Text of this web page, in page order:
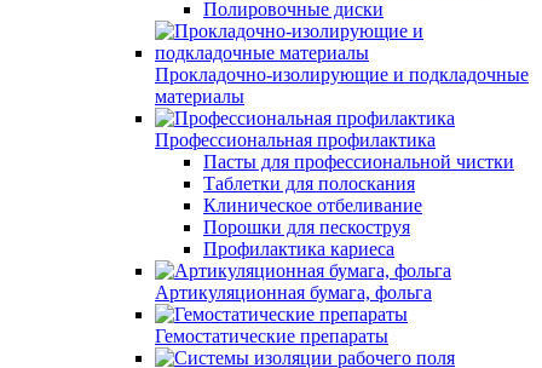
Полировочные диски
Прокладочно-изолирующие и подкладочные
материалы
Профессиональная профилактика
Пасты для профессиональной чистки
Таблетки для полоскания
Клиническое отбеливание
Порошки для пескоструя
Профилактика кариеса
Артикуляционная бумага, фольга
Гемостатические препараты